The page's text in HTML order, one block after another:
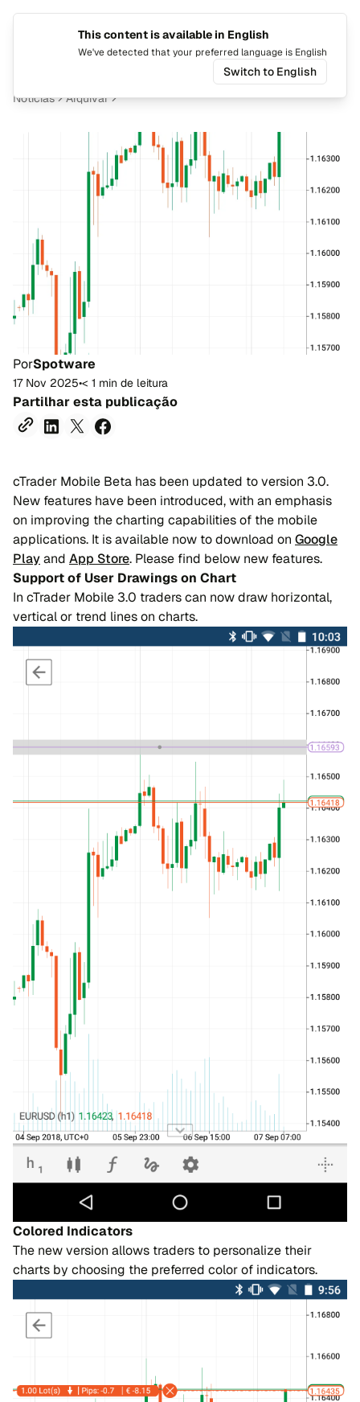
Notícias Arquivar
PorSpotware
17 Nov 2025•< 1 min de leitura
Partilhar esta publicação
cTrader Mobile Beta has been updated to version 3.0.
New features have been introduced, with an emphasis
on improving the charting capabilities of the mobile
applications. It is available now to download on Google
Playand App Store. Please find below new features.
Support of User Drawings on Chart
In cTrader Mobile 3.0 traders can now draw horizontal,
vertical or trend lines on charts.
Colored Indicators
The new version allows traders to personalize their
charts by choosing the preferred color of indicators.
This content is available in English
We've detected that your preferred language is English
Switch to English